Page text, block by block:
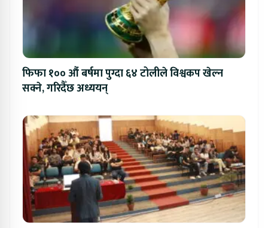
फिफा १०० औं बर्षमा पुग्दा ६४ टोलीले विश्वकप खेल्न
सक्ने, गरिदैँछ अध्ययन्